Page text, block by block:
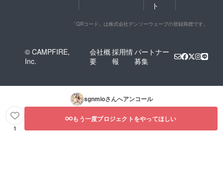
ト
「QRコード」は株式会社デンソーウェーブの登録商標です。
© CAMPFIRE,
Inc.
会社概
要
採用情
報
パートナー
募集
sgnmioさんへアンコール
1
もう一度プロジェクトをやってほしい